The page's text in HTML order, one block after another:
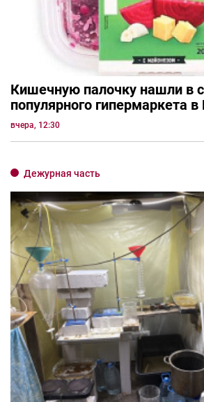
Кишечную палочку нашли в
популярного гипермаркета в
вчера, 12:30
Дежурная часть